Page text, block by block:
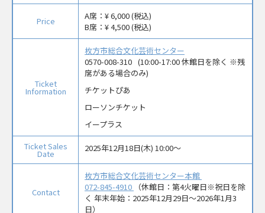
Price A席： ¥ 6,000 (税込)
B席： ¥ 4,500 (税込)
Ticket
Information
枚方市総合文化芸術センター
0570-008-310 (10:00-17:00 休館日を除く ※残
席がある場合のみ)
チケットぴあ
ローソンチケット
イープラス
Ticket Sales
Date
2025年12月18日(木) 10:00〜
Contact
枚方市総合文化芸術センター本館
072-845-4910
（休館日：第4火曜日※祝日を除
く 年末年始：2025年12月29日～2026年1月3
日）